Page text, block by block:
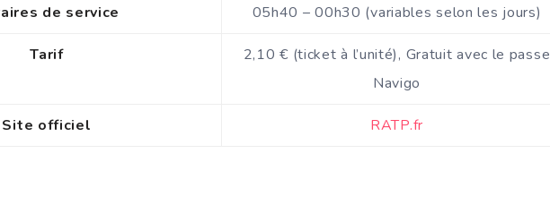
de service 05h40 – 00h30 (variables selon les jours)
Tarif
2,10 € (ticket à l’unité), Gratuit avec le passe
Navigo
Site officiel RATP.fr